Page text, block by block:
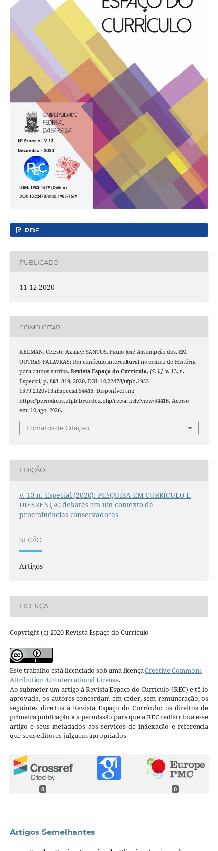
PDF
PUBLICADO
11-12-2020
COMO CITAR
KELMAN, Celeste Azulay; SANTOS, Paulo José Assumpção dos. EM
OUTRAS PALAVRAS: Um currículo intercultural no ensino de História
para alunos surdos. Revista Espaço do Currículo, [S. l.], v. 13, n.
Especial, p. 808–819, 2020. DOI: 10.22478/ufpb.1983-
1579.2020v13nEspecial.54416. Disponível em:
https://periodicos.ufpb.br/index.php/rec/article/view/54416. Acesso
em: 10 ago. 2026.
Fomatos de Citação
EDIÇÃO
v. 13 n. Especial (2020): PESQUISA EM CURRÍCULO E
DIFERENÇA: debates em um contexto de
proeminências conservadoras
SEÇÃO
Artigos
LICENÇA
Copyright (c) 2020 Revista Espaço do Currículo
Este trabalho está licenciado sob uma licençaCreative Commons
Attribution 4.0 International License.
Ao submeter um artigo à Revista Espaço do Currículo (REC) e tê-lo
aprovado, os autores concordam em ceder, sem remuneração, os
seguintes direitos à Revista Espaço do Currículo: os direitos de
primeira publicação e a permissão para que a REC redistribua esse
artigo e seus metadados aos serviços de indexação e referência
que seus editores julguem apropriados.
0 0
Artigos Semelhantes